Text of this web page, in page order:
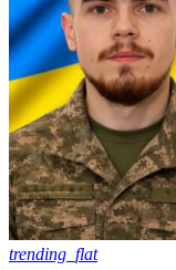
trending_flat